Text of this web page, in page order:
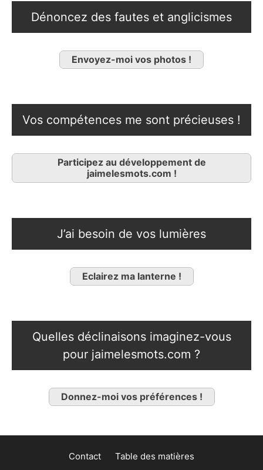
Dénoncez des fautes et anglicismes
Envoyez-moi vos photos !
Vos compétences me sont précieuses !
Participez au développement de
jaimelesmots.com !
J’ai besoin de vos lumières
Eclairez ma lanterne !
Quelles déclinaisons imaginez-vous
pour jaimelesmots.com ?
Donnez-moi vos préférences !
Contact Table des matières